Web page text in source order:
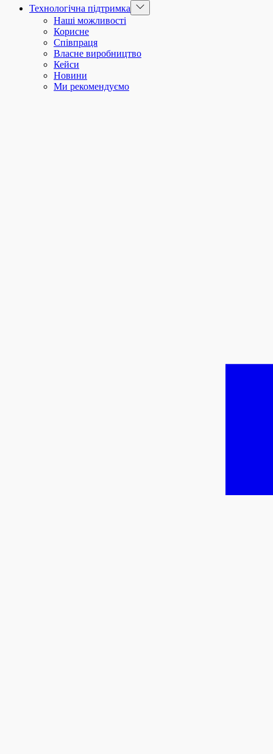
Технологічна підтримка
Show
sub
Наші можливості
Корисне
Співпраця
Власне виробництво
Кейси
Новини
Ми рекомендуємо